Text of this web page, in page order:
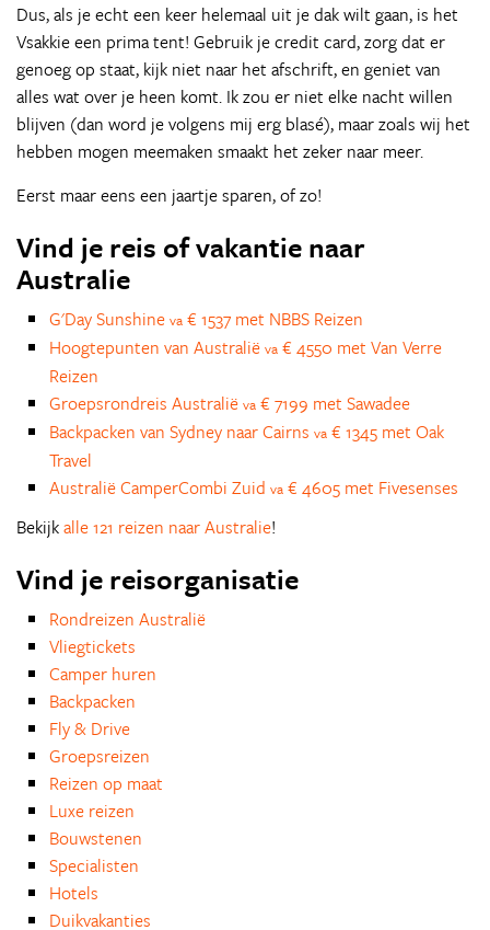
Dus, als je echt een keer helemaal uit je dak wilt gaan, is het
Vsakkie een prima tent! Gebruik je credit card, zorg dat er
genoeg op staat, kijk niet naar het afschrift, en geniet van
alles wat over je heen komt. Ik zou er niet elke nacht willen
blijven (dan word je volgens mij erg blasé), maar zoals wij het
hebben mogen meemaken smaakt het zeker naar meer.
Eerst maar eens een jaartje sparen, of zo!
Vind je reis of vakantie naar
Australie
G'Day Sunshine va € 1537 met NBBS Reizen
Hoogtepunten van Australië va € 4550 met Van Verre
Reizen
Groepsrondreis Australië va € 7199 met Sawadee
Backpacken van Sydney naar Cairns va € 1345 met Oak
Travel
Australië CamperCombi Zuid va € 4605 met Fivesenses
Bekijkalle 121 reizen naar Australie!
Vind je reisorganisatie
Rondreizen Australië
Vliegtickets
Camper huren
Backpacken
Fly & Drive
Groepsreizen
Reizen op maat
Luxe reizen
Bouwstenen
Specialisten
Hotels
Duikvakanties